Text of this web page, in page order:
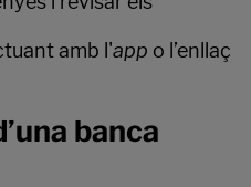
amb l'app o l’enllaç
banca